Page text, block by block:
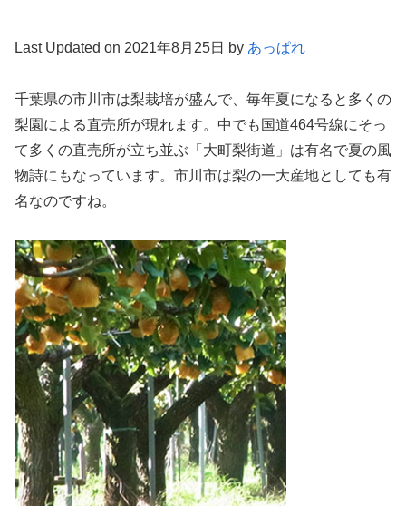
Last Updated on 2021年8月25日 by あっぱれ
千葉県の市川市は梨栽培が盛んで、毎年夏になると多くの
梨園による直売所が現れます。中でも国道464号線にそっ
て多くの直売所が立ち並ぶ「大町梨街道」は有名で夏の風
物詩にもなっています。市川市は梨の一大産地としても有
名なのですね。